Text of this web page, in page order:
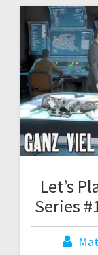
Let’s
Series